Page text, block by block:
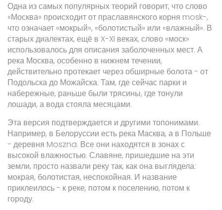
Одна из самых популярных теорий говорит, что слово
«Москва» происходит от праславянского корня mosk-,
что означает «мокрый», «болотистый» или «влажный». В
старых диалектах, ещё в X-XI веках, слово «моск»
использовалось для описания заболоченных мест. А
река Москва, особенно в нижнем течении,
действительно протекает через обширные болота - от
Подольска до Можайска. Там, где сейчас парки и
набережные, раньше были трясины, где тонули
лошади, а вода стояла месяцами.
Эта версия подтверждается и другими топонимами.
Например, в Белоруссии есть река Масква, а в Польше
- деревня Moszna. Все они находятся в зонах с
высокой влажностью. Славяне, пришедшие на эти
земли, просто назвали реку так, как она выглядела:
мокрая, болотистая, неспокойная. И название
приклеилось - к реке, потом к поселению, потом к
городу.